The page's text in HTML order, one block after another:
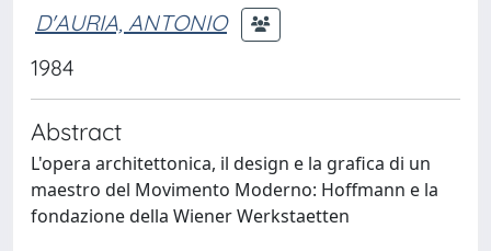
D'AURIA, ANTONIO
1984
Abstract
L'opera architettonica, il design e la grafica di un
maestro del Movimento Moderno: Hoffmann e la
fondazione della Wiener Werkstaetten